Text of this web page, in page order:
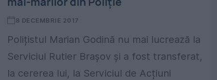
8 DECEMBRIE 2017
Polițistul Marian Godină nu mai lucrează la
Serviciul Rutier Brașov și a fost transferat,
la cererea lui, la Serviciul de Acțiuni